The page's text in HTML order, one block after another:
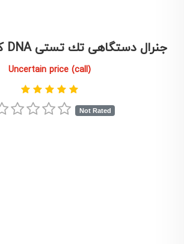
كيت استخراج DNA جنرال دستگاهی تك تستی
Uncertain price (call)
Not Rated